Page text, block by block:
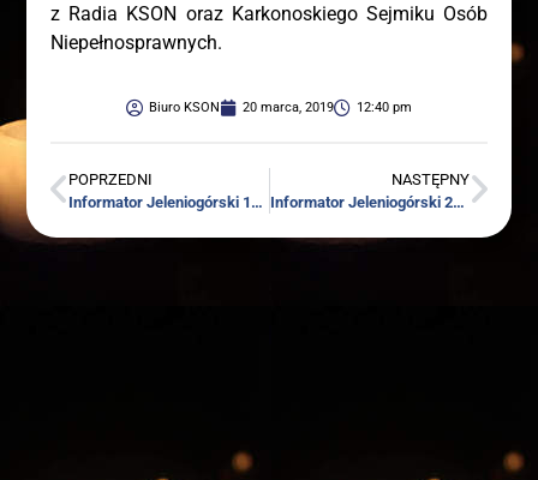
z Radia KSON oraz Kar­ko­no­skie­go Sej­mi­ku Osób
Niepełnosprawnych.
Biuro KSON 20 marca, 2019 12:40 pm
POPRZEDNI
Infor­ma­tor Jele­nio­gór­ski 14 — 21 mar­ca 2019
NASTĘPNY
Infor­ma­tor Jele­nio­gór­ski 21 — 28 mar­ca 2019